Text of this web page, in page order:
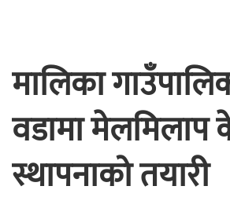
मालिका
वडामा मेलमिलाप
स्थापनाको तयारी